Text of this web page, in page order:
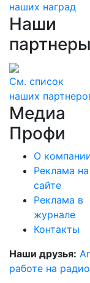
наших наград
Наши
партнеры
См. список
наших
Медиа
Профи
О
Реклама на
сайте
Реклама в
журнале
Контакты
Наши друзья:
работе на радио